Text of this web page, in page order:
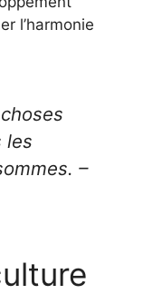
l’harmonie
les
–